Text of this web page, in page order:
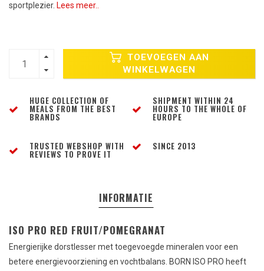
sportplezier. Lees meer..
TOEVOEGEN AAN
WINKELWAGEN
HUGE COLLECTION OF
MEALS FROM THE BEST
BRANDS
SHIPMENT WITHIN 24
HOURS TO THE WHOLE OF
EUROPE
TRUSTED WEBSHOP WITH
REVIEWS TO PROVE IT
SINCE 2013
INFORMATIE
ISO PRO RED FRUIT/POMEGRANAT
Energierijke dorstlesser met toegevoegde mineralen voor een
betere energievoorziening en vochtbalans. BORN ISO PRO heeft